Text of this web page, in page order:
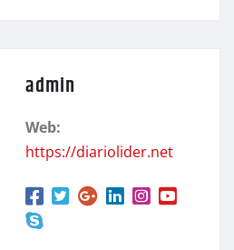
admin
Web:
https://diariolider.net